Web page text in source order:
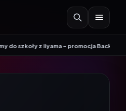
z iiyama – promocja Back to School